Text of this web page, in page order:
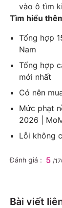
vào ô tìm
Tìm hiểu
Tổng hợp
Nam
Tổng hợp
mới nhất
Có nên
Mức phạt
2026 |
Lỗi không
Đánh giá : 5 /
Bài viết